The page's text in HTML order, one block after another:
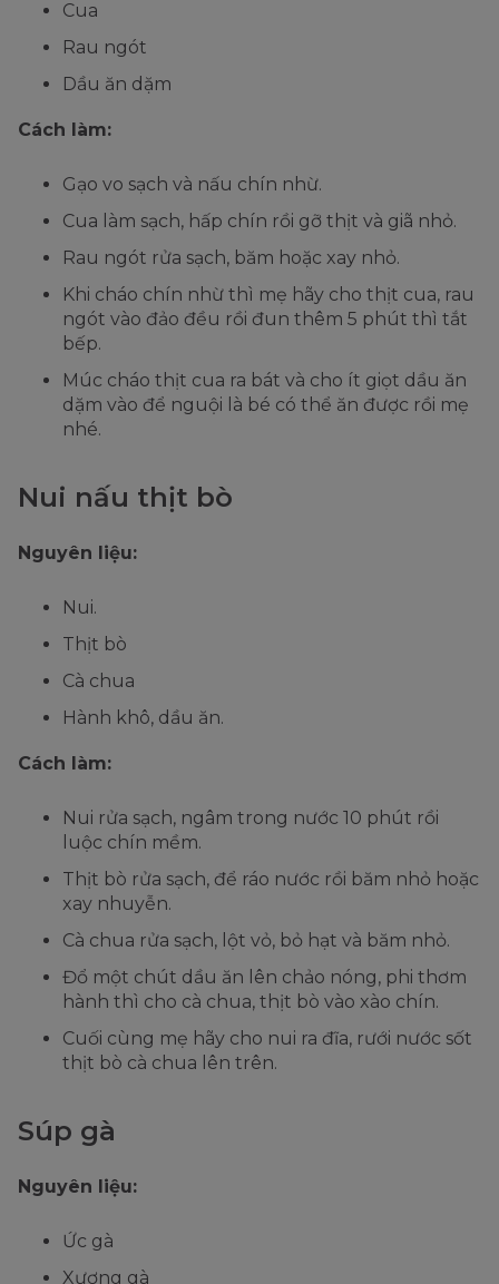
Cua
Rau ngót
Dầu ăn dặm
Cách làm:
Gạo vo sạch và nấu chín nhừ.
Cua làm sạch, hấp chín rồi gỡ thịt và giã nhỏ.
Rau ngót rửa sạch, băm hoặc xay nhỏ.
Khi cháo chín nhừ thì mẹ hãy cho thịt cua, rau
ngót vào đảo đều rồi đun thêm 5 phút thì tắt
bếp.
Múc cháo thịt cua ra bát và cho ít giọt dầu ăn
dặm vào để nguội là bé có thể ăn được rồi mẹ
nhé.
Nui nấu thịt bò
Nguyên liệu:
Nui.
Thịt bò
Cà chua
Hành khô, dầu ăn.
Cách làm:
Nui rửa sạch, ngâm trong nước 10 phút rồi
luộc chín mềm.
Thịt bò rửa sạch, để ráo nước rồi băm nhỏ hoặc
xay nhuyễn.
Cà chua rửa sạch, lột vỏ, bỏ hạt và băm nhỏ.
Đổ một chút dầu ăn lên chảo nóng, phi thơm
hành thì cho cà chua, thịt bò vào xào chín.
Cuối cùng mẹ hãy cho nui ra đĩa, rưới nước sốt
thịt bò cà chua lên trên.
Súp gà
Nguyên liệu:
Ức gà
Xương gà